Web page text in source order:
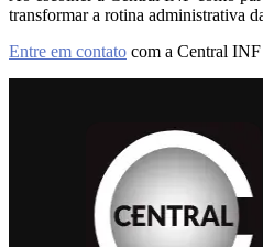
transformar a rotina administrativa
Entre em contato com a Central INF